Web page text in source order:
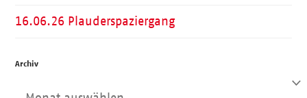
16.06.26 Plauderspaziergang
Archiv
Archiv